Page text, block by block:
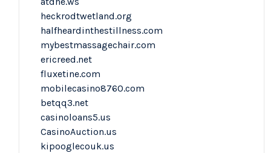
heckrodtwetland.org
halfheardinthestillness.com
mybestmassagechair.com
ericreed.net
fluxetine.com
mobilecasino8760.com
betqq3.net
casinoloans5.us
CasinoAuction.us
kipooglecouk.us